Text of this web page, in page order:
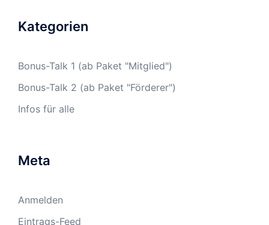
Kategorien
Bonus-Talk 1 (ab Paket "Mitglied")
Bonus-Talk 2 (ab Paket "Förderer")
Infos für alle
Meta
Anmelden
Eintrags-Feed